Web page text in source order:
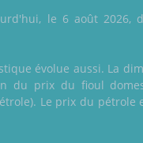
le 6 août 2026,
évolue aussi. La
du prix du fioul
Le prix du pétrole